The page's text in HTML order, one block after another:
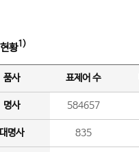
황1)
품사 표제어 수
명사 584657
명사 835